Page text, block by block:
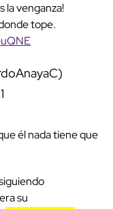
la venganza!
tope.
él nada tiene que
su